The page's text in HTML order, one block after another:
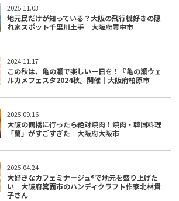
2025.11.03
地元民だけが知っている？大阪の飛行機好きの隠
れ家スポット千里川土手｜大阪府豊中市
2024.11.17
この秋は、亀の瀬で楽しい一日を！『亀の瀬ウェ
ルカメフェスタ2024秋』開催｜大阪府柏原市
2025.09.16
大阪の鶴橋に行ったら絶対焼肉！焼肉・韓国料理
「蘭」がすごすぎた｜大阪府大阪市
2025.04.24
大好きなカフェミナージュ®︎で地元を盛り上げた
い｜大阪府箕面市のハンディクラフト作家北林貴
子さん